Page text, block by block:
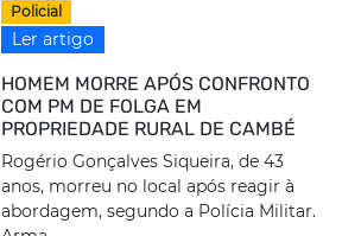
Policial
Ler artigo
HOMEM MORRE APÓS CONFRONTO
COM PM DE FOLGA EM
PROPRIEDADE RURAL DE CAMBÉ
Rogério Gonçalves Siqueira, de 43
anos, morreu no local após reagir à
abordagem, segundo a Polícia Militar.